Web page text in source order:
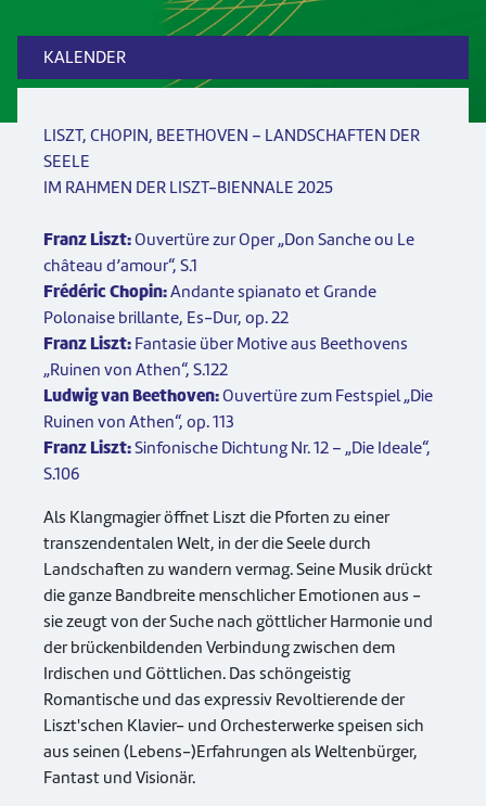
KALENDER
LISZT, CHOPIN, BEETHOVEN – LANDSCHAFTEN DER
SEELE
IM RAHMEN DER LISZT-BIENNALE 2025
Franz Liszt:Ouvertüre zur Oper „Don Sanche ou Le
château d’amour“, S.1
Frédéric Chopin:Andante spianato et Grande
Polonaise brillante, Es-Dur, op. 22
Franz Liszt: Fantasie über Motive aus Beethovens
„Ruinen von Athen“, S.122
Ludwig van Beethoven:Ouvertüre zum Festspiel „Die
Ruinen von Athen“, op. 113
Franz Liszt:Sinfonische Dichtung Nr. 12 – „Die Ideale“,
S.106
Als Klangmagier öffnet Liszt die Pforten zu einer
transzendentalen Welt, in der die Seele durch
Landschaften zu wandern vermag. Seine Musik drückt
die ganze Bandbreite menschlicher Emotionen aus -
sie zeugt von der Suche nach göttlicher Harmonie und
der brückenbildenden Verbindung zwischen dem
Irdischen und Göttlichen. Das schöngeistig
Romantische und das expressiv Revoltierende der
Liszt'schen Klavier- und Orchesterwerke speisen sich
aus seinen (Lebens-)Erfahrungen als Weltenbürger,
Fantast und Visionär.